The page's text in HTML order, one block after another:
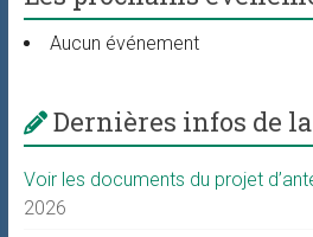
Aucun événement
Dernières infos de
Voir les documents du projet
2026